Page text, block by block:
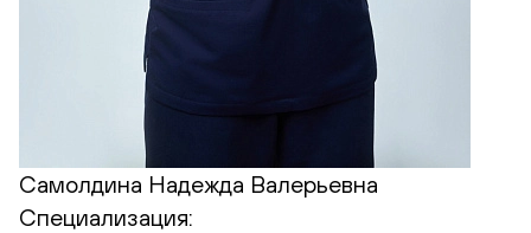
Самолдина Надежда Валерьевна
Специализация: